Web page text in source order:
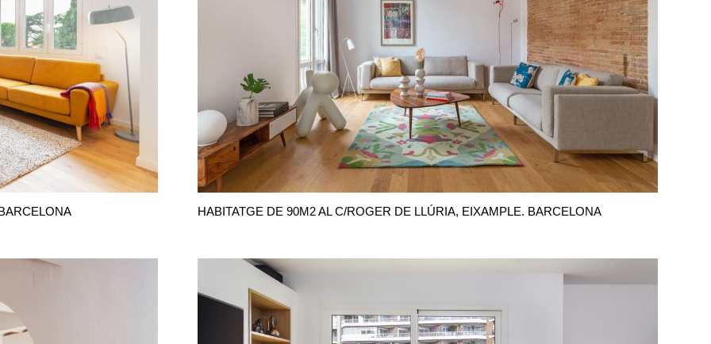
HABITATGE DE 90M2 AL C/ROGER DE LLÚRIA, EIXAMPLE. BARCELONA